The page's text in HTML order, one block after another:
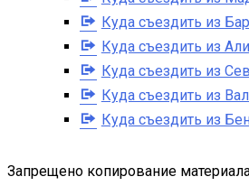
Куда съездить из
Куда съездить из
Куда съездить из
Куда съездить из
Куда съездить из
Запрещено копирование